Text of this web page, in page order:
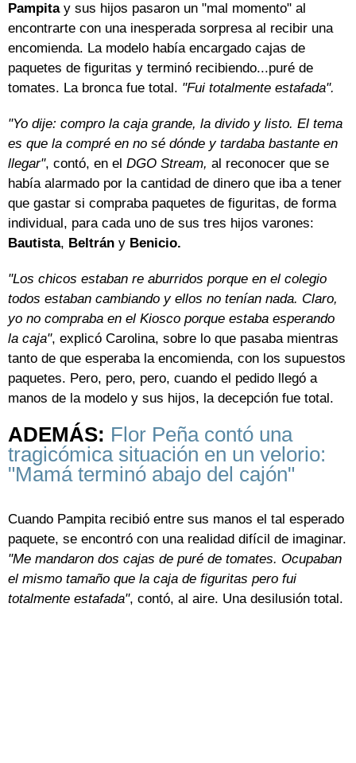
Pampita y sus hijos pasaron un "mal momento" al
encontrarte con una inesperada sorpresa al recibir una
encomienda. La modelo había encargado cajas de
paquetes de figuritas y terminó recibiendo...puré de
tomates. La bronca fue total. "Fui totalmente estafada".
"Yo dije: compro la caja grande, la divido y listo. El tema
es que la compré en no sé dónde y tardaba bastante en
llegar", contó, en el DGO Stream, al reconocer que se
había alarmado por la cantidad de dinero que iba a tener
que gastar si compraba paquetes de figuritas, de forma
individual, para cada uno de sus tres hijos varones:
Bautista, Beltrán y Benicio.
"Los chicos estaban re aburridos porque en el colegio
todos estaban cambiando y ellos no tenían nada. Claro,
yo no compraba en el Kiosco porque estaba esperando
la caja", explicó Carolina, sobre lo que pasaba mientras
tanto de que esperaba la encomienda, con los supuestos
paquetes. Pero, pero, pero, cuando el pedido llegó a
manos de la modelo y sus hijos, la decepción fue total.
ADEMÁS: Flor Peña contó una
tragicómica situación en un velorio:
"Mamá terminó abajo del cajón"
Cuando Pampita recibió entre sus manos el tal esperado
paquete, se encontró con una realidad difícil de imaginar.
"Me mandaron dos cajas de puré de tomates. Ocupaban
el mismo tamaño que la caja de figuritas pero fui
totalmente estafada", contó, al aire. Una desilusión total.